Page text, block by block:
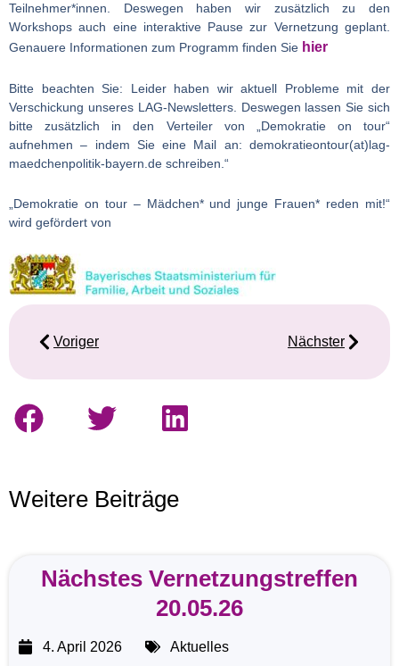
Teilnehmer*innen. Deswegen haben wir zusätzlich zu den
Workshops auch eine interaktive Pause zur Vernetzung geplant.
Genauere Informationen zum Programm finden Sie hier
Bitte beachten Sie: Leider haben wir aktuell Probleme mit der
Verschickung unseres LAG-Newsletters. Deswegen lassen Sie sich
bitte zusätzlich in den Verteiler von „Demokratie on tour“
aufnehmen – indem Sie eine Mail an: demokratieontour(at)lag-
maedchenpolitik-bayern.de schreiben.“
„Demokratie on tour – Mädchen* und junge Frauen* reden mit!“
wird gefördert von
Voriger Nächster
Weitere Beiträge
Nächstes Vernetzungstreffen
20.05.26
4. April 2026 Aktuelles